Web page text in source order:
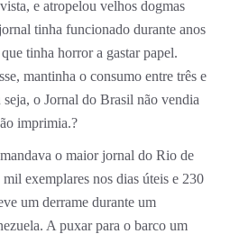
e atropelou velhos dogmas
tinha funcionado durante anos
tinha horror a gastar papel.
mantinha o consumo entre três e
o Jornal do Brasil não vendia
imprimia.?
o maior jornal do Rio de
exemplares nos dias úteis e 230
um derrame durante um
A puxar para o barco um